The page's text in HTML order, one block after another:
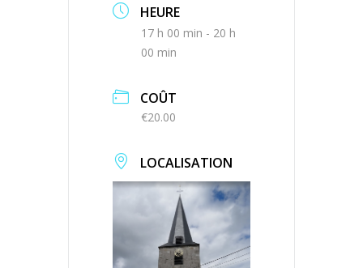
HEURE
17 h 00 min - 20 h
00 min
COÛT
€20.00
LOCALISATION